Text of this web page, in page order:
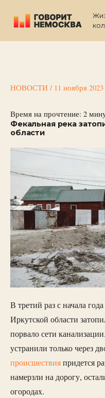
содержимому
НОВОСТИ / 11 ноября 2023
Время на прочтение: 2
Фекальная река
области
В третий раз с начала
Иркутской области
порвало сети
устранили только через
происшествияпридется
намерзли на дорогу,
огородах.